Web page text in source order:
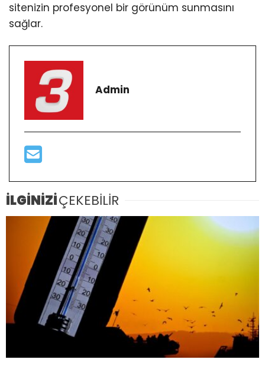
sitenizin profesyonel bir görünüm sunmasını
sağlar.
Admin
İLGİNİZİÇEKEBİLİR